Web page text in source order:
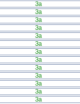
За
За
За
За
За
За
За
За
За
За
За
За
За